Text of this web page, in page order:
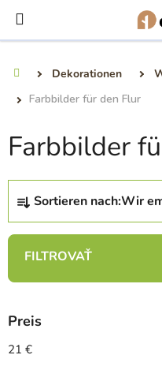
Inhalt
springen
Dekorationen
Farbbilder für den Flur
Farbbilder
P
o
u
t
s
o
Sortieren nach:Wir
Preis
21 €